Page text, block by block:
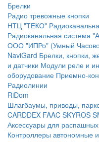
Брелки
Радио тревожные кнопки
НТЦ "ТЕКО"
Радиоканальная система
ООО "ИПРо" (Умный
NaviGard Брелки, кнопки,
и датчики Модули реле и
оборудование Приемно-
Радиолинии
RiDom
Шлагбаумы, приводы,
CARDDEX FAAC SKYROS
Аксессуары для
Контроллеры автономные